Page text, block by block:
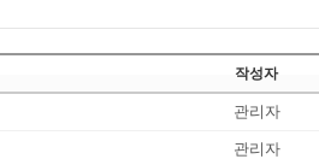
작성자
관리자
관리자